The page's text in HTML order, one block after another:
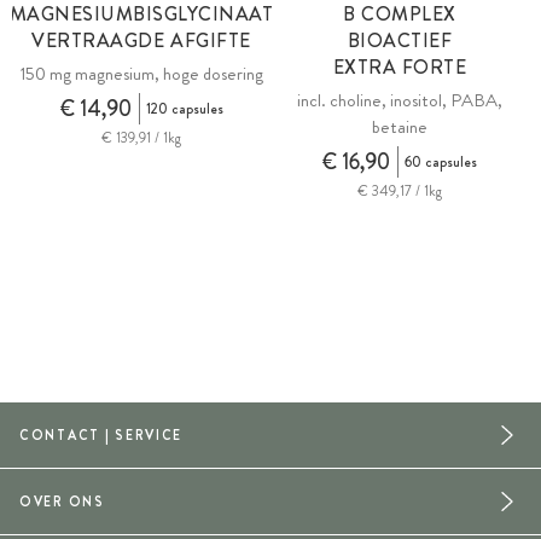
MAGNESIUMBISGLYCINAAT
VERTRAAGDE AFGIFTE
150 mg magnesium, hoge dosering
€ 14,90
120 capsules
€ 139,91 / 1kg
B COMPLEX
BIOACTIEF
EXTRA FORTE
incl. choline, inositol, PABA,
betaine
€ 16,90
60 capsules
€ 349,17 / 1kg
CONTACT | SERVICE
OVER ONS